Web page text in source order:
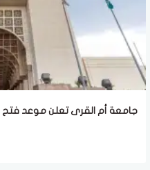
جامعة أم القرى تعلن موعد فتح بوابة